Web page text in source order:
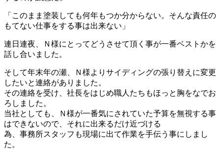
「このまま塗装しても何年もつか分からない。そんな責任の
もてない仕事をする事は出来ない」
連日連夜、Ｎ様にとってどうさせて頂く事が一番ベストかを
話し合いました。
そして年末年の瀬、Ｎ様よりサイディングの張り替えに変更
したいと連絡がありました。
その連絡を受け、社長をはじめ職人たちもほっと胸をなでお
ろしました。
当社としても、Ｎ様が一番気にされていた予算を無視する事
はできないので、それに出来るだけ近づける
為、事務所スタッフも現場に出て作業を手伝う事にしまし
た。